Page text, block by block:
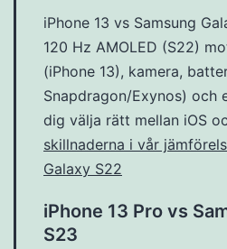
iPhone 13 vs Samsung
120 Hz AMOLED (S22)
(iPhone 13), kamera,
Snapdragon/Exynos) och
dig välja rätt mellan iOS
skillnaderna i vår
Galaxy S22
iPhone 13 Pro vs
S23